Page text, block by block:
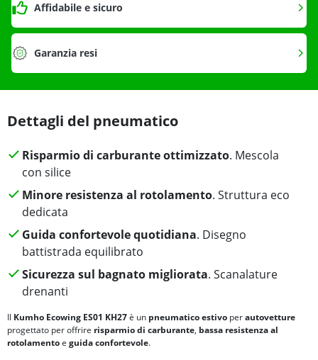
Affidabile e sicuro
Garanzia resi
Dettagli del pneumatico
Risparmio di carburante ottimizzato. Mescola
con silice
Minore resistenza al rotolamento. Struttura eco
dedicata
Guida confortevole quotidiana. Disegno
battistrada equilibrato
Sicurezza sul bagnato migliorata. Scanalature
drenanti
Il Kumho Ecowing ES01 KH27è un pneumatico estivo perautovetture
progettato per offrire risparmio di carburante, bassa resistenza al
rotolamentoe guida confortevole.